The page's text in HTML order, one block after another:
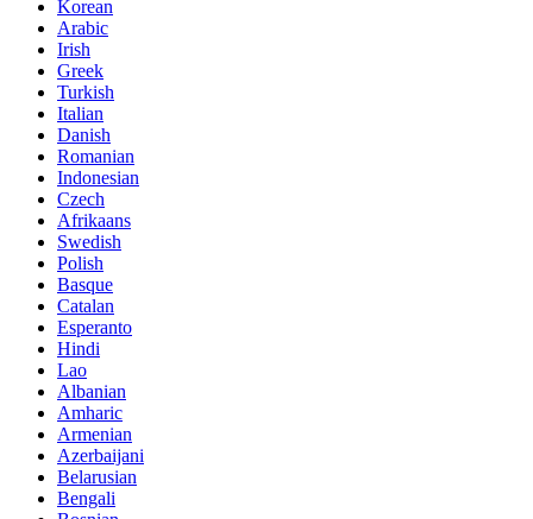
Korean
Arabic
Irish
Greek
Turkish
Italian
Danish
Romanian
Indonesian
Czech
Afrikaans
Swedish
Polish
Basque
Catalan
Esperanto
Hindi
Lao
Albanian
Amharic
Armenian
Azerbaijani
Belarusian
Bengali